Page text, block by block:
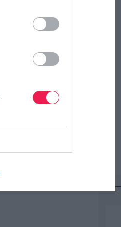
το Αστυνομικό
το chip
την έναρξη των
μέτρων, στα